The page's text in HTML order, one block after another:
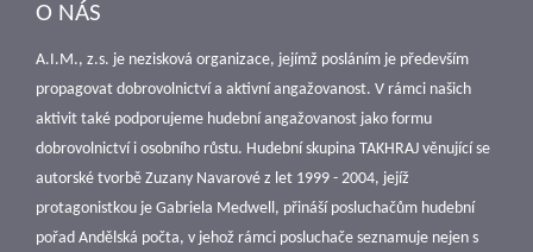
O NÁS
A.I.M., z.s. je nezisková organizace, jejímž posláním je především
propagovat dobrovolnictví a aktivní angažovanost. V rámci našich
aktivit také podporujeme hudební angažovanost jako formu
dobrovolnictví i osobního růstu. Hudební skupina TAKHRAJ věnující se
autorské tvorbě Zuzany Navarové z let 1999 - 2004, jejíž
protagonistkou je Gabriela Medwell, přináší posluchačům hudební
pořad Andělská počta, v jehož rámci posluchače seznamuje nejen s